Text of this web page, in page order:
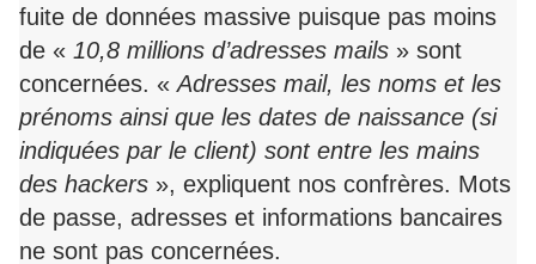
fuite de données massive puisque pas moins
de « 10,8 millions d’adresses mails » sont
concernées. «Adresses mail, les noms et les
prénoms ainsi que les dates de naissance (si
indiquées par le client) sont entre les mains
des hackers », expliquent nos confrères. Mots
de passe, adresses et informations bancaires
ne sont pas concernées.